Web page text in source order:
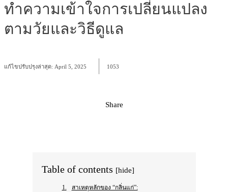
ทำความเข้าใจการเปลี่ยนแปลง
ตามวัยและวิธีดูแล
แก้ไขปรับปรุงล่าสุด: April 5, 2025 1053
Share
Table of contents [hide]
สาเหตุหลักของ “กลิ่นแก่”: